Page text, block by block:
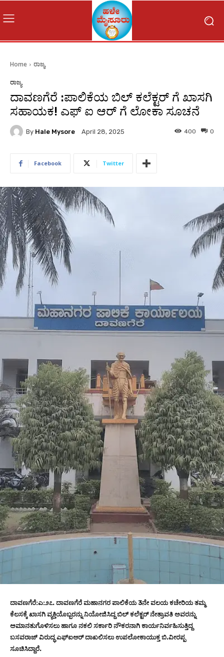
Home ರಾಜ್ಯ
ರಾಜ್ಯ
ದಾವಣಗೆರೆ :ಪಾಲಿಕೆಯ ಬಿಲ್ ಕಲೆಕ್ಟರ್ ಗೆ ಖಾಸಗಿ
ಸಹಾಯಕ! ಎಫ್ ಐ ಆರ್ ಗೆ ಲೋಕಾ ಸೂಚನೆ
By Hale Mysore April 28, 2025 0
400
Facebook Twitter
ದಾವಣಗೆರೆ:ಎ:೨೭. ದಾವಣಗೆರೆ ಮಹಾನಗರ ಪಾಲಿಕೆಯ 3ನೇ ವಲಯ ಕಚೇರಿಯ ತಮ್ಮ
ಕೆಲಸಕ್ಕೆ ಖಾಸಗಿ ವ್ಯಕ್ತಿಯೊಬ್ಬರನ್ನು ನಿಯೋಜಿಸಿದ್ದ ಬಿಲ್‌ ಕಲೆಕ್ಟರ್‌ ನೇತ್ರಾವತಿ ಅವರನ್ನು
ಅಮಾನತುಗೊಳಿಸಲು ಹಾಗೂ ನಕಲಿ ಸರ್ಕಾರಿ ನೌಕರನಾಗಿ ಕಾರ್ಯನಿರ್ವಹಿಸುತ್ತಿದ್ದ
ಬಸವರಾಜ್‌ ವಿರುದ್ಧ ಎಫ್‌ಐಆರ್‌ ದಾಖಲಿಸಲು ಉಪಲೋಕಾಯುಕ್ತ ಬಿ.ವೀರಪ್ಪ
ಸೂಚಿಸಿದ್ದಾರೆ.